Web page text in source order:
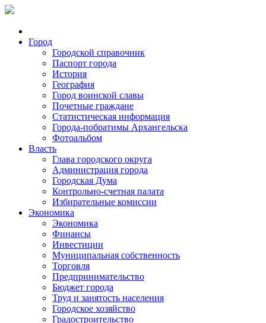
Город
Городской справочник
Паспорт города
История
География
Город воинской славы
Почетные граждане
Статистическая информация
Города-побратимы Архангельска
Фотоальбом
Власть
Глава городского округа
Администрация города
Городская Дума
Контрольно-счетная палата
Избирательные комиссии
Экономика
Экономика
Финансы
Инвестиции
Муниципальная собственность
Торговля
Предпринимательство
Бюджет города
Труд и занятость населения
Городское хозяйство
Градостроительство